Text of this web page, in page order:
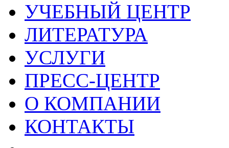
УЧЕБНЫЙ ЦЕНТР
ЛИТЕРАТУРА
УСЛУГИ
ПРЕСС-ЦЕНТР
О КОМПАНИИ
КОНТАКТЫ